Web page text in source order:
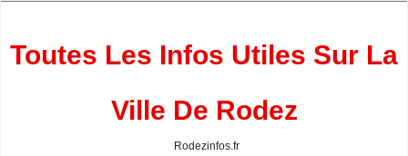
Toutes Les Infos Utiles Sur La
Ville De Rodez
Rodezinfos.fr